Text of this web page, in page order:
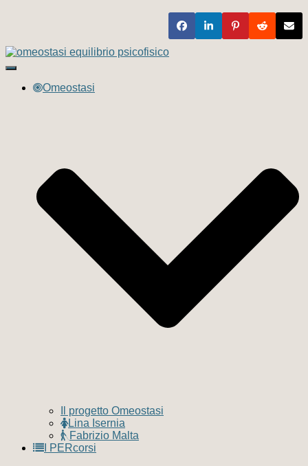
Navigazione
toggle
Omeostasi
Il progetto Omeostasi
Lina Isernia
Fabrizio Malta
I PERcorsi